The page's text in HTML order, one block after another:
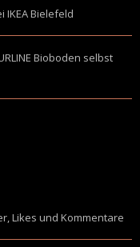
IKEA Bielefeld
Bioboden selbst
Likes und Kommentare